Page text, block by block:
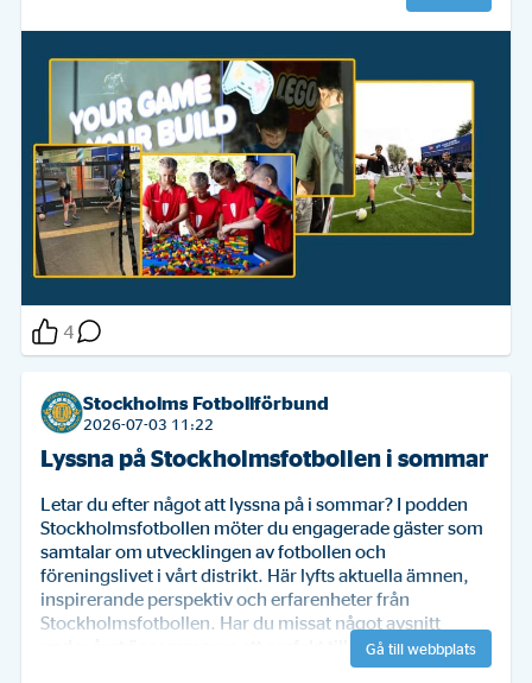
4
Stockholms Fotbollförbund
2026-07-03 11:22
Lyssna på Stockholmsfotbollen i sommar
Letar du efter något att lyssna på i sommar? I podden
Stockholmsfotbollen möter du engagerade gäster som
samtalar om utvecklingen av fotbollen och
föreningslivet i vårt distrikt. Här lyfts aktuella ämnen,
inspirerande perspektiv och erfarenheter från
Stockholmsfotbollen. Har du missat något avsnitt
under året är sommaren ett perfekt tillfälle att lyssna
ikapp. Skönt surr och intressanta samtal väntar.
Gå till webbplats